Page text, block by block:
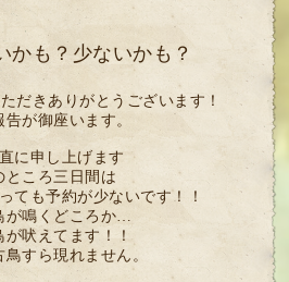
かも？少ないかも？
だきありがとうございます！
告が御座います。
に申し上げます
ところ三日間は
ても予約が少ないです！！
が鳴くどころか…
が吠えてます！！
鳥すら現れません。